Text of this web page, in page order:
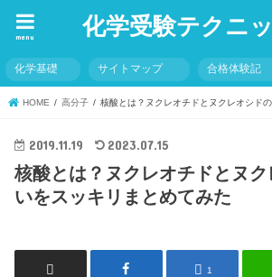
化学受験テクニ
menu
化学基礎 サイトマップ 合格体験記
HOME 高分子 核酸とは？ヌクレオチドとヌクレオシド
2019.11.19 2023.07.15
核酸とは？ヌクレオチドとヌ
いをスッキリまとめてみた
1